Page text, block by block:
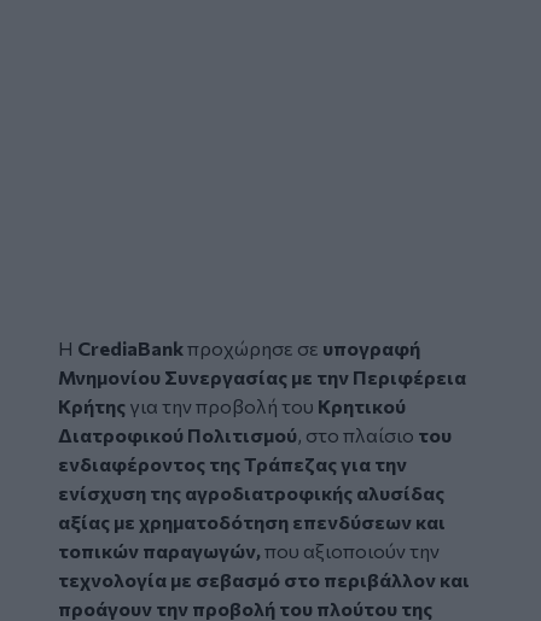
Η CrediaBankπροχώρησε σε υπογραφή
Μνημονίου Συνεργασίας με την Περιφέρεια
Κρήτης για την προβολή του Κρητικού
Διατροφικού Πολιτισμού, στο πλαίσιο του
ενδιαφέροντος της Τράπεζας για την
ενίσχυση της αγροδιατροφικής αλυσίδας
αξίας με χρηματοδότηση επενδύσεων και
τοπικών παραγωγών,που αξιοποιούν την
τεχνολογία με σεβασμό στο περιβάλλον και
προάγουν την προβολή του πλούτου της